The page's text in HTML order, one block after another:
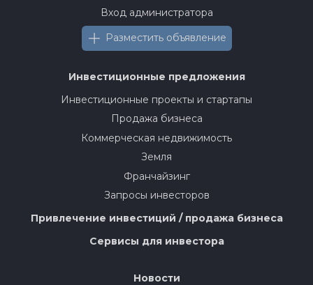
Вход администратора
Разместить объявление
Инвестиционные предложения
Инвестиционные проекты и стартапы
Продажа бизнеса
Коммерческая недвижимость
Земля
Франчайзинг
Запросы инвесторов
Привлечение инвестиций / продажа бизнеса
Сервисы для инвестора
Новости